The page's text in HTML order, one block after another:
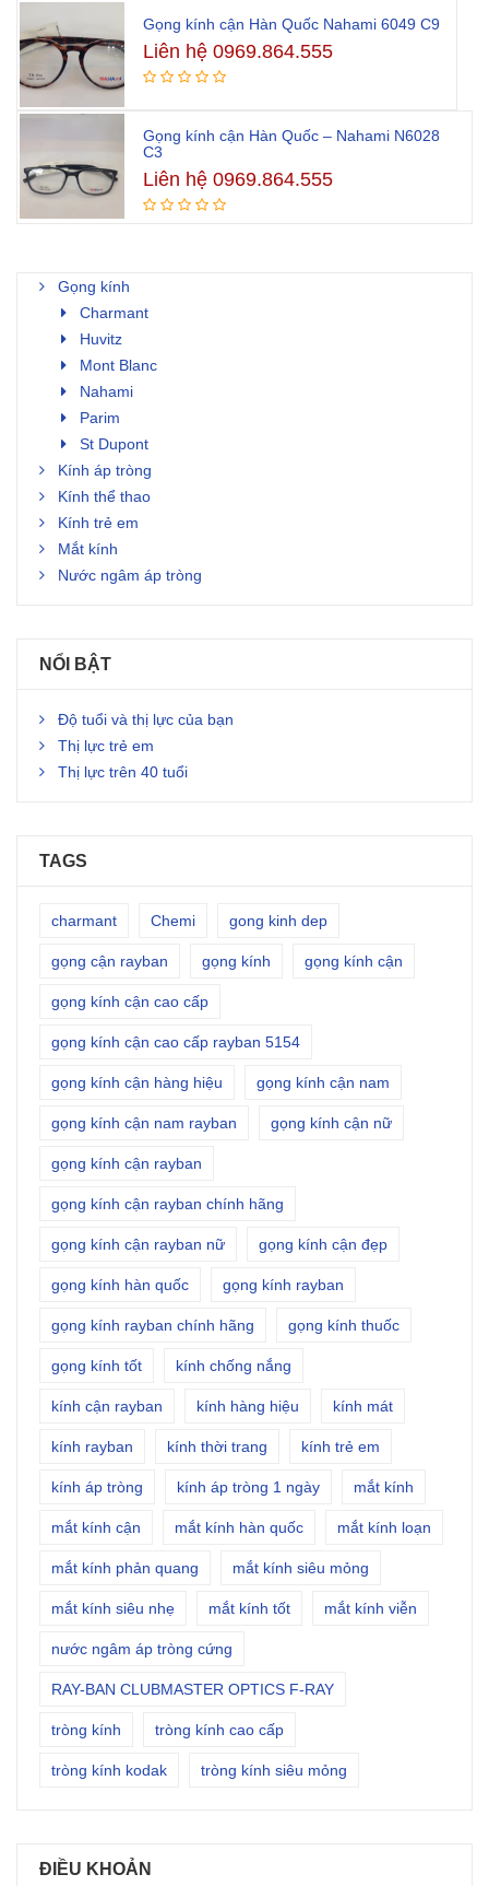
Gọng kính cận Hàn Quốc Nahami 6049 C9
Liên hệ 0969.864.555
Gọng kính cận Hàn Quốc – Nahami N6028
C3
Liên hệ 0969.864.555
Gọng kính
Charmant
Huvitz
Mont Blanc
Nahami
Parim
St Dupont
Kính áp tròng
Kính thể thao
Kính trẻ em
Mắt kính
Nước ngâm áp tròng
NỔI BẬT
Độ tuổi và thị lực của bạn
Thị lực trẻ em
Thị lực trên 40 tuổi
TAGS
charmant Chemi gong kinh dep
gọng cận rayban gọng kính gọng kính cận
gọng kính cận cao cấp
gọng kính cận cao cấp rayban 5154
gọng kính cận hàng hiệu gọng kính cận nam
gọng kính cận nam rayban gọng kính cận nữ
gọng kính cận rayban
gọng kính cận rayban chính hãng
gọng kính cận rayban nữ gọng kính cận đẹp
gọng kính hàn quốc gọng kính rayban
gọng kính rayban chính hãng gọng kính thuốc
gọng kính tốt kính chống nắng
kính cận rayban kính hàng hiệu kính mát
kính rayban kính thời trang kính trẻ em
kính áp tròng kính áp tròng 1 ngày mắt kính
mắt kính cận mắt kính hàn quốc mắt kính loạn
mắt kính phản quang mắt kính siêu mỏng
mắt kính siêu nhẹ mắt kính tốt mắt kính viễn
nước ngâm áp tròng cứng
RAY-BAN CLUBMASTER OPTICS F-RAY
tròng kính tròng kính cao cấp
tròng kính kodak tròng kính siêu mỏng
ĐIỀU KHOẢN